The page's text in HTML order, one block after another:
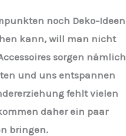
noch Deko-Ideen
kann, will man nicht
sorgen nämlich
und uns entspannen
fehlt vielen
daher ein paar
bringen.